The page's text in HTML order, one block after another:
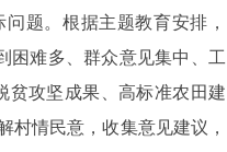
题。根据主题教育安排，
困难多、群众意见集中、工
贫攻坚成果、高标准农田建
村情民意，收集意见建议，